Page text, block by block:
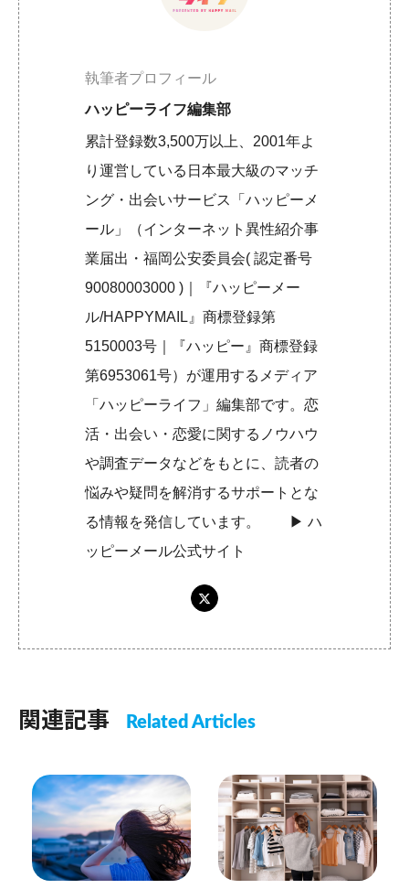
執筆者プロフィール
ハッピーライフ編集部
累計登録数3,500万以上、2001年よ
り運営している日本最大級のマッチ
ング・出会いサービス「ハッピーメ
ール」（インターネット異性紹介事
業届出・福岡公安委員会( 認定番号
90080003000 )｜『ハッピーメー
ル/HAPPYMAIL』商標登録第
5150003号｜『ハッピー』商標登録
第6953061号）が運用するメディア
「ハッピーライフ」編集部です。恋
活・出会い・恋愛に関するノウハウ
や調査データなどをもとに、読者の
悩みや疑問を解消するサポートとな
る情報を発信しています。 ▶︎ハ
ッピーメール公式サイト
関連記事 Related Articles